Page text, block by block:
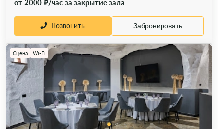
от 2000 ₽/час за закрытие зала
Позвонить Забронировать
Сцена Wi-Fi